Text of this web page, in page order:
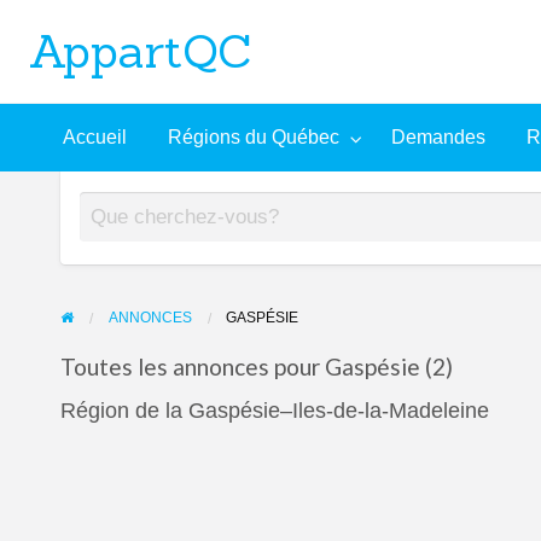
Recherche
Aide
À
AppartQC
Accueil Régions du Québec Demandes
ANNONCES GASPÉSIE
Toutes les annonces pour Gaspésie (2)
Région de la Gaspésie–Iles-de-la-Madeleine